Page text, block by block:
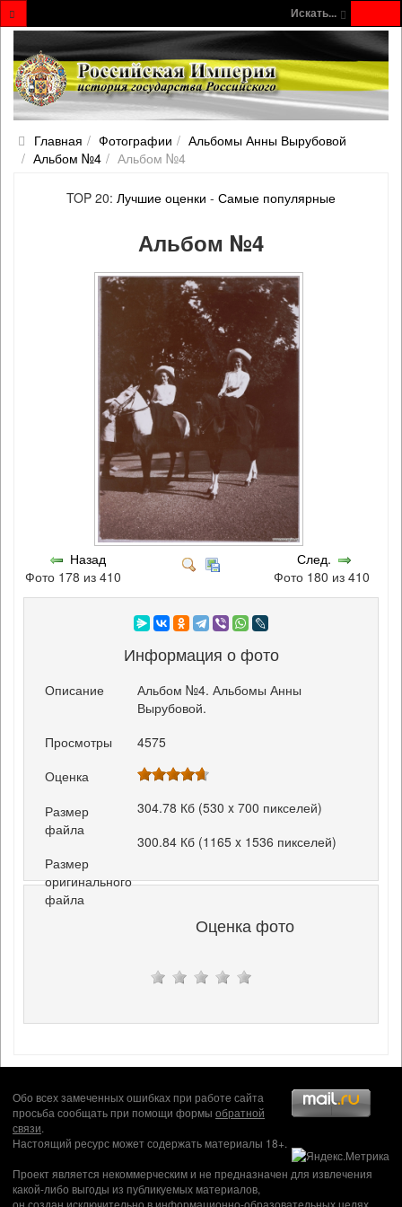
Искать...
Главная Фотографии
Альбомы Анны Вырубовой
Альбом №4
Альбом №4
TOP 20: Лучшие оценки - Самые популярные
Альбом №4
Назад
Фото 178 из 410
След.
Фото 180 из 410
Информация о фото
Описание
Альбом №4. Альбомы Анны
Вырубовой.
Просмотры
4575
Оценка
Размер
файла
304.78 Кб (530 x 700 пикселей)
Размер
оригинального
файла
300.84 Кб (1165 x 1536 пикселей)
Оценка фото
Обо всех замеченных ошибках при работе сайта
просьба сообщать при помощи формы обратной
связи.
Настоящий ресурс может содержать материалы 18+.
Проект является некоммерческим и не предназначен для извлечения
какой-либо выгоды из публикуемых материалов,